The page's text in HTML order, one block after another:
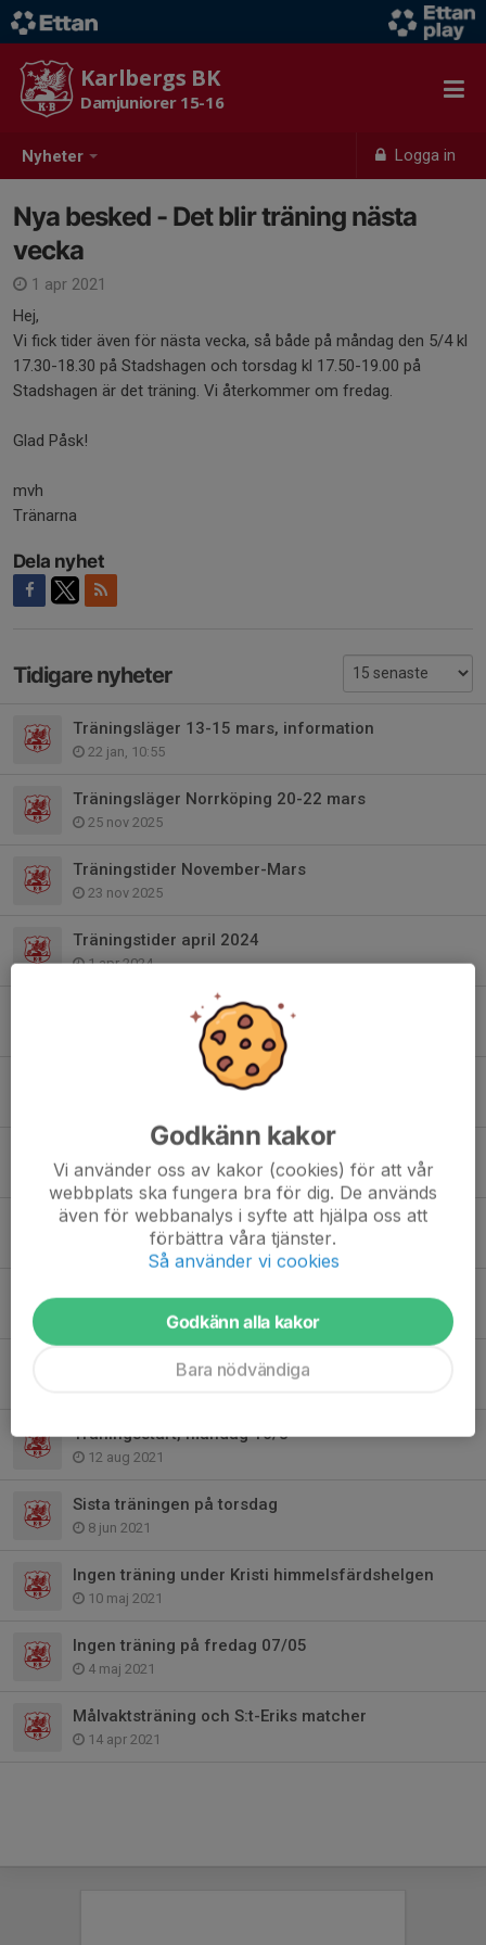
Nyheter Logga in
Karlbergs BK
Damjuniorer 15-16
Nya besked - Det blir träning nästa
vecka
1 apr 2021
Hej,
Vi fick tider även för nästa vecka, så både på måndag den 5/4 kl
17.30-18.30 på Stadshagen och torsdag kl 17.50-19.00 på
Stadshagen är det träning. Vi återkommer om fredag.
Glad Påsk!
mvh
Tränarna
Dela nyhet
Tidigare nyheter
Träningsläger 13-15 mars, information
22 jan, 10:55
Träningsläger Norrköping 20-22 mars
25 nov 2025
Träningstider November-Mars
23 nov 2025
Träningstider april 2024
1 apr 2024
Träningstider november-mars
Träningstider Januari - Mars
Säsongsavslutningen och annat
29 nov 2021
Inomhusträningar Nov-Dec
10 nov 2021
Träningsmatcher och Future Stars Cup
Träningsstart, måndag 16/8
12 aug 2021
Sista träningen på torsdag
8 jun 2021
Ingen träning under Kristi himmelsfärdshelgen
10 maj 2021
Ingen träning på fredag 07/05
4 maj 2021
Målvaktsträning och S:t-Eriks matcher
14 apr 2021
Godkänn kakor
Vi använder oss av kakor (cookies) för att vår
webbplats ska fungera bra för dig. De används
även för webbanalys i syfte att hjälpa oss att
förbättra våra tjänster.
Så använder vi cookies
Godkänn alla kakor
Bara nödvändiga